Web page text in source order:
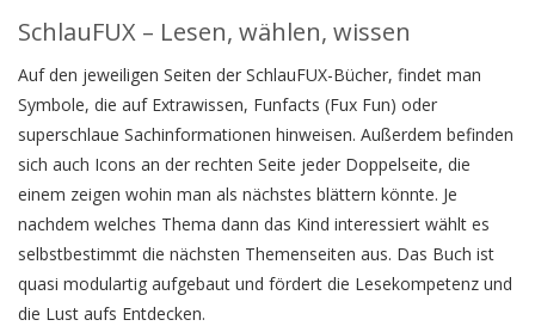
SchlauFUX – Lesen, wählen, wissen
Auf den jeweiligen Seiten der SchlauFUX-Bücher, findet man
Symbole, die auf Extrawissen, Funfacts (Fux Fun) oder
superschlaue Sachinformationen hinweisen. Außerdem befinden
sich auch Icons an der rechten Seite jeder Doppelseite, die
einem zeigen wohin man als nächstes blättern könnte. Je
nachdem welches Thema dann das Kind interessiert wählt es
selbstbestimmt die nächsten Themenseiten aus. Das Buch ist
quasi modulartig aufgebaut und fördert die Lesekompetenz und
die Lust aufs Entdecken.